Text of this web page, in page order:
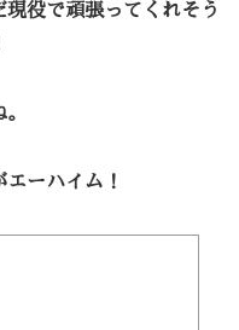
役で頑張ってくれそう
ーハイム！